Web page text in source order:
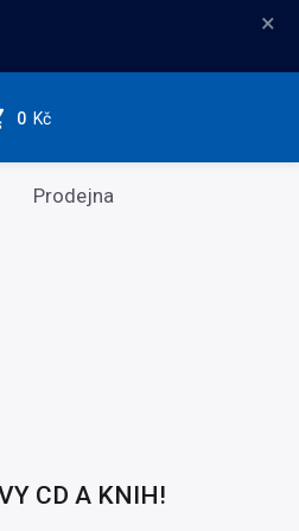
×
0 Kč
Prodejna
CD A KNIH!